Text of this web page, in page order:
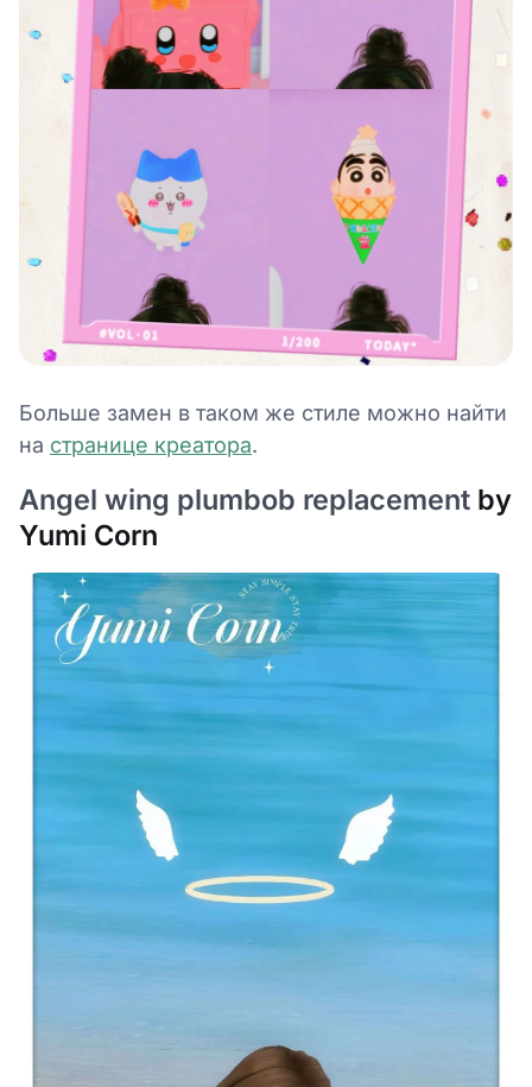
Больше замен в таком же стиле можно найти
на странице креатора.
Angel wing plumbob replacement by
Yumi Corn